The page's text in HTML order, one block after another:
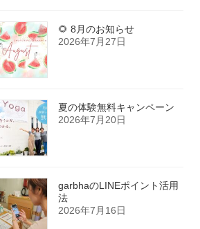
🌻 8月のお知らせ
2026年7月27日
夏の体験無料キャンペーン
2026年7月20日
garbhaのLINEポイント活用
法
2026年7月16日